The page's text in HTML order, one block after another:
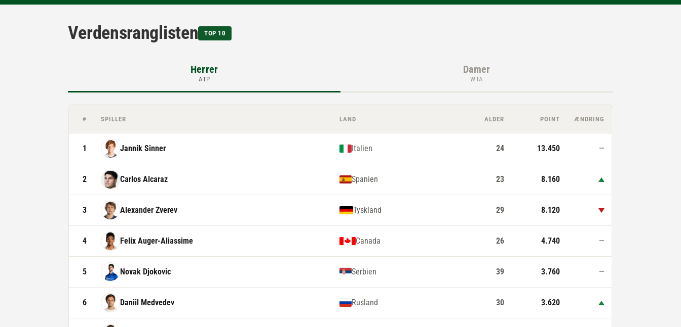
Verdensranglisten TOP 10
Herrer
ATP
Damer
WTA
# SPILLER LAND ALDER POINT ÆNDRING
1 Jannik Sinner Italien 24 13.450 —
2 Carlos Alcaraz Spanien 23 8.160
3 Alexander Zverev Tyskland 29 8.120 ned
4 Felix Auger-Aliassime Canada 26 4.740 —
5 Novak Djokovic Serbien 39 3.760 —
6 Daniil Medvedev Rusland 30 3.620